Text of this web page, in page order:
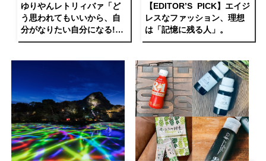
ゆりやんレトリィバァ「ど
う思われてもいいから、自
分がなりたい自分になる!
“I don’t give a sh*t!”」
【EDITOR’S PICK】エイジ
レスなファッション、理想
は「記憶に残る人」。